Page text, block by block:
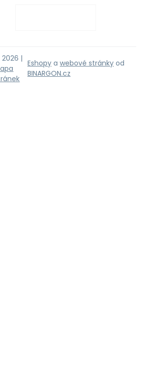
|
Eshopy a webové stránky od
BINARGON.cz